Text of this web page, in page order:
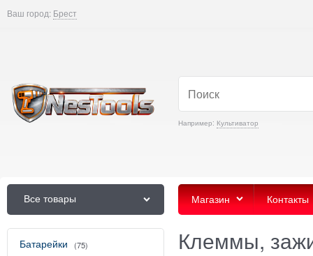
Ваш город: Брест
Например: Культиватор
Все товары Магазин Контакты
Батарейки (75) Клеммы,